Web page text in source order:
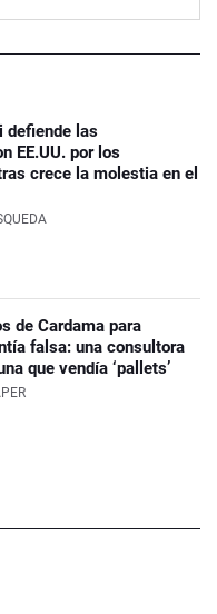
defiende las
EE.UU. por los
crece la molestia en el
de Cardama para
falsa: una consultora
que vendía ‘pallets’